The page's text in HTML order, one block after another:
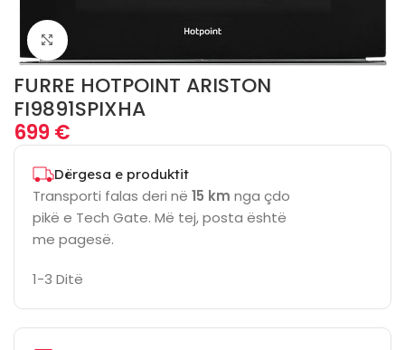
Click to enlarge
FURRE HOTPOINT ARISTON
FI9891SPIXHA
699€
Dërgesa e produktit
Transporti falas deri në 15 km nga çdo
pikë e Tech Gate. Më tej, posta është
me pagesë.
1-3 Ditë